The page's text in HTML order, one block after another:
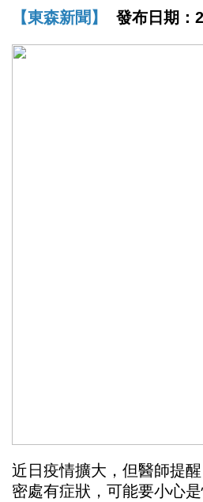
【東森新聞】 發布日期：
近日疫情擴大，但醫師提
密處有症狀，可能要小心